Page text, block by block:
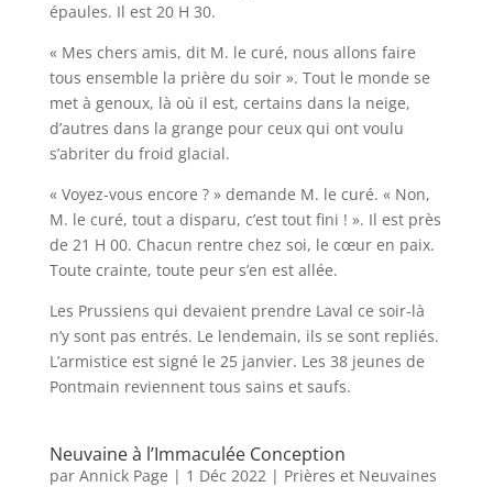
épaules. Il est 20 H 30.
« Mes chers amis, dit M. le curé, nous allons faire
tous ensemble la prière du soir ». Tout le monde se
met à genoux, là où il est, certains dans la neige,
d’autres dans la grange pour ceux qui ont voulu
s’abriter du froid glacial.
« Voyez-vous encore ? » demande M. le curé. « Non,
M. le curé, tout a disparu, c’est tout fini ! ». Il est près
de 21 H 00. Chacun rentre chez soi, le cœur en paix.
Toute crainte, toute peur s’en est allée.
Les Prussiens qui devaient prendre Laval ce soir-là
n’y sont pas entrés. Le lendemain, ils se sont repliés.
L’armistice est signé le 25 janvier. Les 38 jeunes de
Pontmain reviennent tous sains et saufs.
Neuvaine à l’Immaculée Conception
par Annick Page | 1 Déc 2022| Prières et Neuvaines